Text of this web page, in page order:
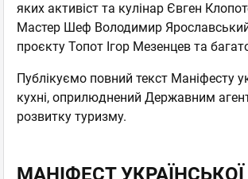
яких активіст та кулінар Євген
Мастер Шеф Володимир
проєкту Топот Ігор Мезенцев та
Публікуємо повний текст Маніфесту
кухні, оприлюднений Державним
розвитку туризму.
МАНІФЕСТ УКРАЇНСЬКОЇ